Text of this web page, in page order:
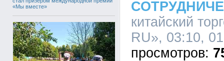
«Мы вместе»
китайский
RU», 03:10,